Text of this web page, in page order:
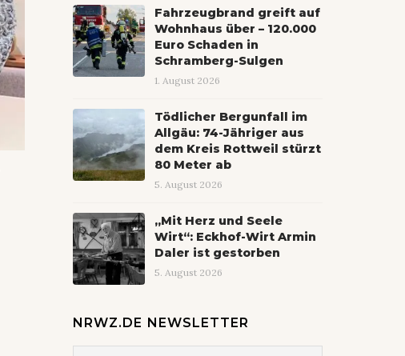
Fahrzeugbrand greift auf
Wohnhaus über – 120.000
Euro Schaden in
Schramberg-Sulgen
1. August 2026
Tödlicher Bergunfall im
Allgäu: 74-Jähriger aus
dem Kreis Rottweil stürzt
80 Meter ab
5. August 2026
„Mit Herz und Seele
Wirt“: Eckhof-Wirt Armin
Daler ist gestorben
5. August 2026
NRWZ.DE NEWSLETTER